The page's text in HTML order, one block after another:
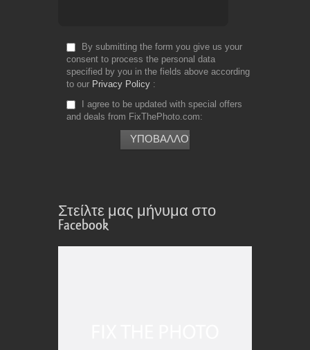
By submitting the form you give us your
consent to process the personal data
specified by you in the fields above according
to our Privacy Policy
I agree to be updated with special offers
and deals from FixThePhoto.com
Στείλτε μας μήνυμα στο
Facebook